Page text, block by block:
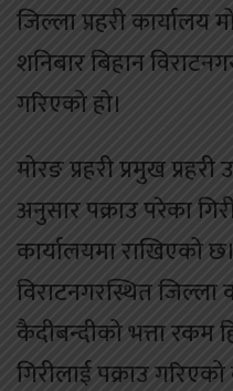
जिल्ला प्रहरी कार्यालय
शनिबार बिहान
गरिएको हो।
मोरङ प्रहरी प्रमुख
अनुसार पक्राउ परेका
कार्यालयमा राखिएको
विराटनगरस्थित जिल्ला
कैदीबन्दीको भत्ता रकम
गिरीलाई पक्राउ